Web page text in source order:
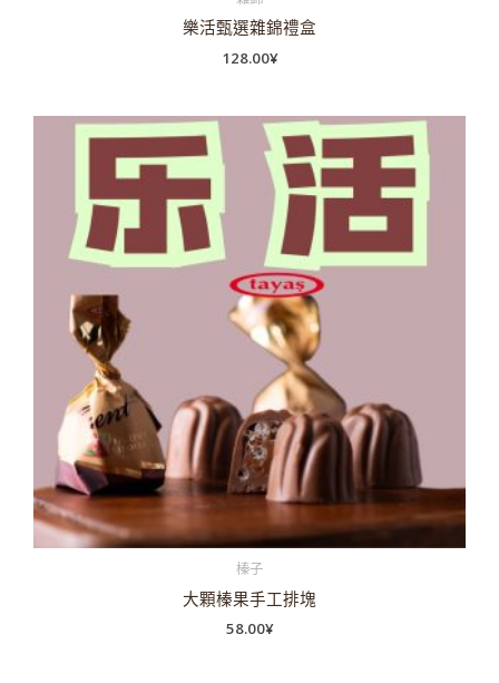
樂活甄選雜錦禮盒
128.00¥
榛子
大顆榛果手工排塊
58.00¥